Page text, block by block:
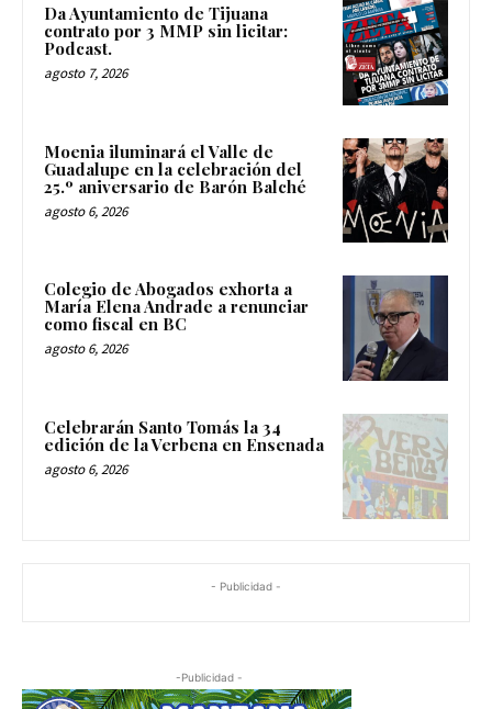
Da Ayuntamiento de Tijuana
contrato por 3 MMP sin licitar:
Podcast.
agosto 7, 2026
Moenia iluminará el Valle de
Guadalupe en la celebración del
25.º aniversario de Barón Balché
agosto 6, 2026
Colegio de Abogados exhorta a
María Elena Andrade a renunciar
como fiscal en BC
agosto 6, 2026
Celebrarán Santo Tomás la 34
edición de la Verbena en Ensenada
agosto 6, 2026
- Publicidad -
-Publicidad -